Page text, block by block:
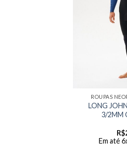
ROUPAS
LONG
3/2MM
R$
Em até